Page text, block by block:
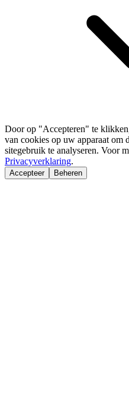
Door op "Accepteren" te
van cookies op uw apparaat om
sitegebruik te analyseren. Voor
Privacyverklaring.
Accepteer Beheren